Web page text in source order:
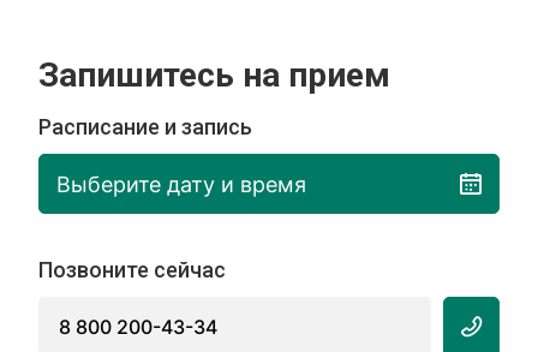
Запишитесь на прием
Расписание и запись
Выберите дату и время
Позвоните сейчас
8 800 200-43-34